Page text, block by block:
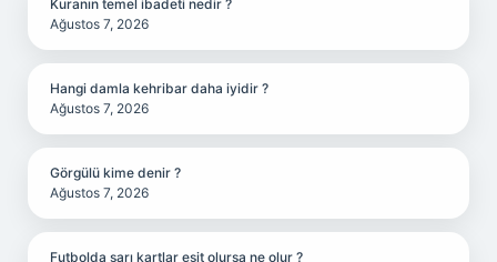
Kuranın temel ibadeti nedir ?
Ağustos 7, 2026
Hangi damla kehribar daha iyidir ?
Ağustos 7, 2026
Görgülü kime denir ?
Ağustos 7, 2026
Futbolda sarı kartlar eşit olursa ne olur ?